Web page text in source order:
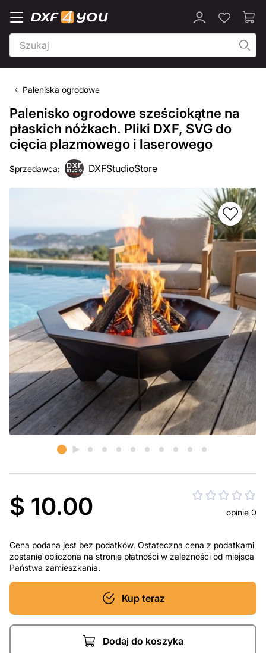
Paleniska ogrodowe
Palenisko ogrodowe sześciokątne na
płaskich nóżkach. Pliki DXF, SVG do
cięcia plazmowego i laserowego
Sprzedawca: DXFStudioStore
$ 10.00 opinie 0
Cena podana jest bez podatków. Ostateczna cena z podatkami
zostanie obliczona na stronie płatności w zależności od miejsca
Państwa zamieszkania.
Kup teraz
Dodaj do koszyka